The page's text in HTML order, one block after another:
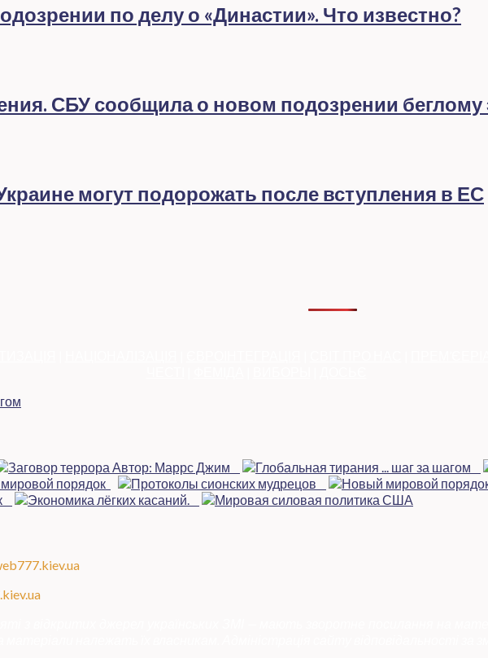
по делу о «Династии». Что известно?
СБУ сообщила о новом подозрении беглому
могут подорожать после вступления в ЕС